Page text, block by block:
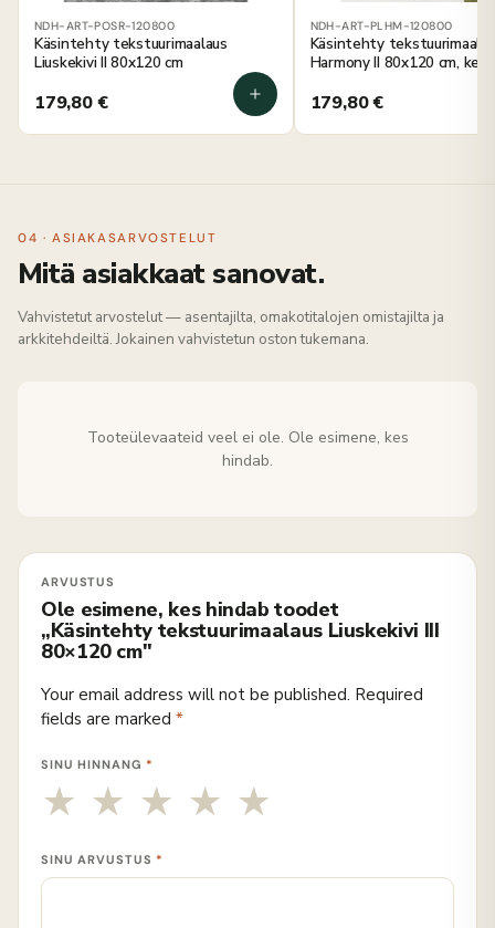
NDH-ART-POSR-120800
Käsintehty tekstuurimaalaus
Liuskekivi II 80x120 cm
179,80€
NDH-ART-PLHM-120800
Käsintehty
Harmony II 80x120 cm,
179,80€
04 · ASIAKASARVOSTELUT
Mitä asiakkaat sanovat.
Vahvistetut arvostelut — asentajilta, omakotitalojen omistajilta ja
arkkitehdeiltä. Jokainen vahvistetun oston tukemana.
Tooteülevaateid veel ei ole. Ole esimene, kes
hindab.
Ole esimene, kes hindab toodet
„Käsintehty tekstuurimaalaus Liuskekivi III
80×120 cm"
Your email address will not be published. Required
fields are marked *
SINU HINNANG *
SINU ARVUSTUS *